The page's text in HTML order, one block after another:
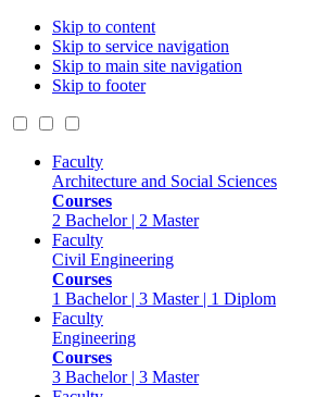
Skip to content
Skip to service navigation
Skip to main site navigation
Skip to footer
Faculty
Architecture and Social Sciences
Courses
2 Bachelor | 2 Master
Faculty
Civil Engineering
Courses
1 Bachelor | 3 Master | 1 Diplom
Faculty
Engineering
Courses
3 Bachelor | 3 Master